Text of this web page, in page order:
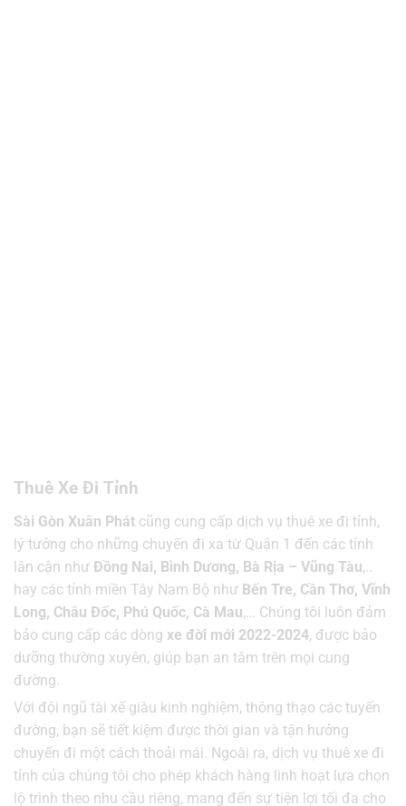
Thuê Xe Đi Tỉnh
Sài Gòn Xuân Phát cũng cung cấp dịch vụ thuê xe đi tỉnh,
lý tưởng cho những chuyến đi xa từ Quận 1 đến các tỉnh
lân cận như Đồng Nai, Bình Dương, Bà Rịa – Vũng Tàu,..
hay các tỉnh miền Tây Nam Bộ như Bến Tre, Cần Thơ, Vĩnh
Long, Châu Đốc, Phú Quốc, Cà Mau,… Chúng tôi luôn đảm
bảo cung cấp các dòng xe đời mới 2022-2024, được bảo
dưỡng thường xuyên, giúp bạn an tâm trên mọi cung
đường.
Với đội ngũ tài xế giàu kinh nghiệm, thông thạo các tuyến
đường, bạn sẽ tiết kiệm được thời gian và tận hưởng
chuyến đi một cách thoải mái. Ngoài ra, dịch vụ thuê xe đi
tỉnh của chúng tôi cho phép khách hàng linh hoạt lựa chọn
lộ trình theo nhu cầu riêng, mang đến sự tiện lợi tối đa cho